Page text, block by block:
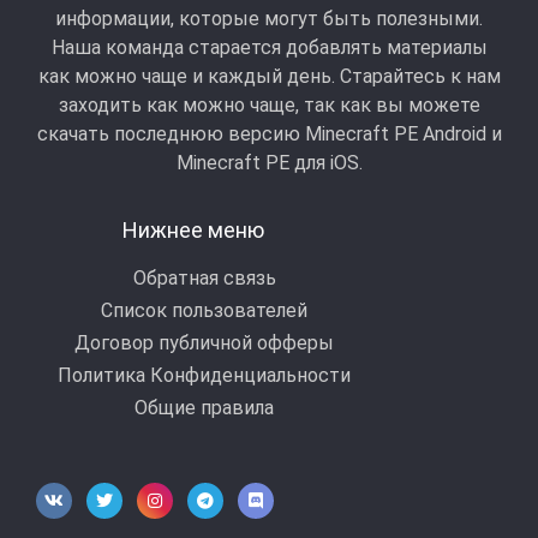
информации, которые могут быть полезными.
Наша команда старается добавлять материалы
как можно чаще и каждый день. Старайтесь к нам
заходить как можно чаще, так как вы можете
скачать последнюю версию Minecraft PE Android и
Minecraft РЕ для iOS.
Нижнее меню
Обратная связь
Список пользователей
Договор публичной офферы
Политика Конфиденциальности
Общие правила